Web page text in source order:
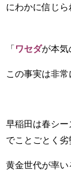
にわかに信じら
「 ワセダが本気
この事実は非常
早稲田は春シ
でことごとく劣
黄金世代が率